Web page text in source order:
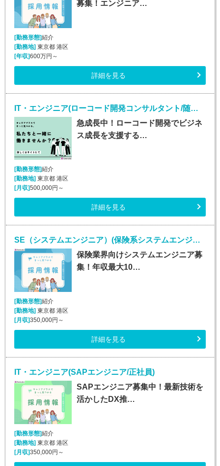
募集！エンジニア…
[勤務形態]紹介
[勤務地]東京都 港区
[年収]600万円～
詳細を見る
IT・エンジニア(ローコード開発コンサルタント/随時入社/正社員)
急成長中！ローコード開発でビジネ
ス成長を支援する…
[勤務形態]紹介
[勤務地] 東京都 港区
[月収]500,000円～
詳細を見る
SE（システムエンジニア）(保険系システムエンジニア/随時入社/正社員)
保険業界向けシステムエンジニア募
集！年収最大10…
[勤務形態]紹介
[勤務地] 東京都 港区
[月収]350,000円～
詳細を見る
IT・エンジニア(SAPエンジニア/正社員)
SAPエンジニア募集中！最新技術を
活かしたDX推…
[勤務形態]紹介
[勤務地]東京都 港区
[月収]350,000円～